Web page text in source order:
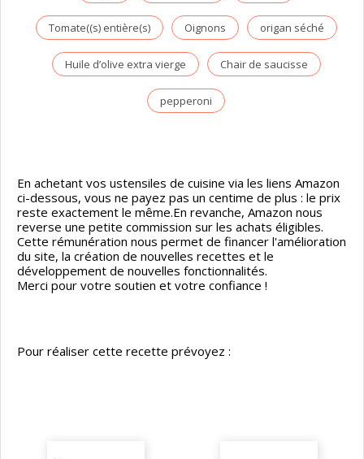
Tomate((s) entière(s) Oignons origan séché
Huile d’olive extra vierge Chair de saucisse
pepperoni
En achetant vos ustensiles de cuisine via les liens Amazon
ci-dessous, vous ne payez pas un centime de plus : le prix
reste exactement le même.En revanche, Amazon nous
reverse une petite commission sur les achats éligibles.
Cette rémunération nous permet de financer l'amélioration
du site, la création de nouvelles recettes et le
développement de nouvelles fonctionnalités.
Merci pour votre soutien et votre confiance !
Pour réaliser cette recette prévoyez :